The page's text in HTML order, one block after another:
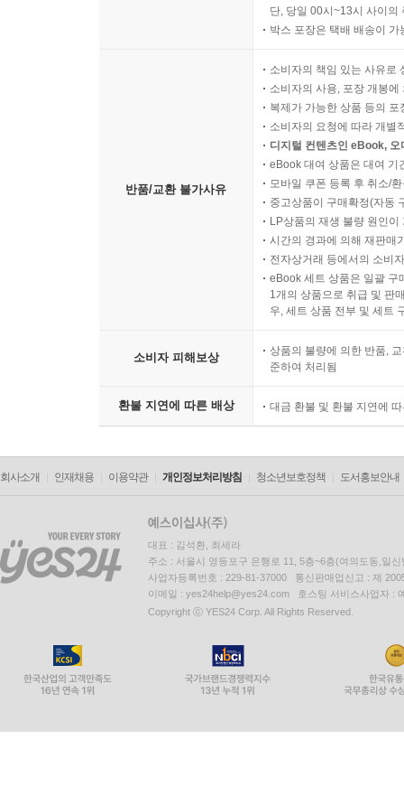
단, 당일 00시~13시 사이의
박스 포장은 택배 배송이
반품/교환 불가사유
소비자의 책임 있는 사유로
소비자의 사용, 포장 개봉
복제가 가능한 상품 등의
소비자의 요청에 따라 개별
디지털 컨텐츠인 eBook,
eBook 대여 상품은 대여 기
모바일 쿠폰 등록 후 취소/
중고상품이 구매확정(자동
LP상품의 재생 불량 원인
시간의 경과에 의해 재판매
전자상거래 등에서의 소비
eBook 세트 상품은 일괄 구
1개의 상품으로 취급 및 판
우, 세트 상품 전부 및 세트
소비자 피해보상
상품의 불량에 의한 반품,
준하여 처리됨
환불 지연에 따른 배상 대금 환불 및 환불 지연에
회사소개 인재채용 이용약관 개인정보처리방침 청소년보호정책 도서홍보안내
대표 : 김석환, 최세라
주소 : 서울시 영등포구 은행로 11, 5층~6층(여의도동,일신
사업자등록번호 : 229-81-37000 통신판매업신고 : 제
이메일 : yes24help@yes24.com 호스팅 서비스사업자 :
Copyright ⓒ YES24 Corp. All Rights Reserved.